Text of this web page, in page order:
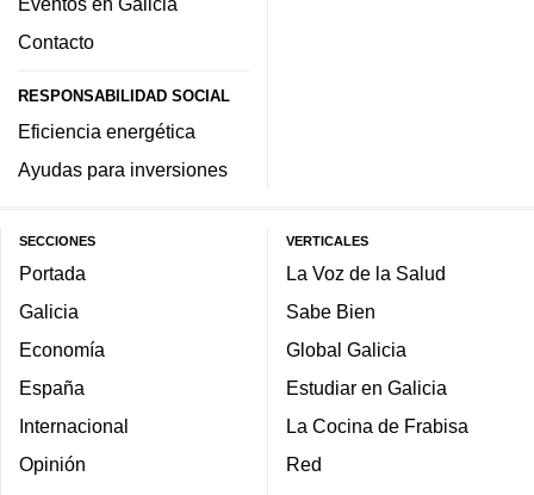
Contacto
RESPONSABILIDAD SOCIAL
Eficiencia energética
Ayudas para inversiones
SECCIONES
Portada
Galicia
Economía
España
Internacional
Opinión
VERTICALES
La Voz de la Salud
Sabe Bien
Global Galicia
Estudiar en Galicia
La Cocina de Frabisa
Red